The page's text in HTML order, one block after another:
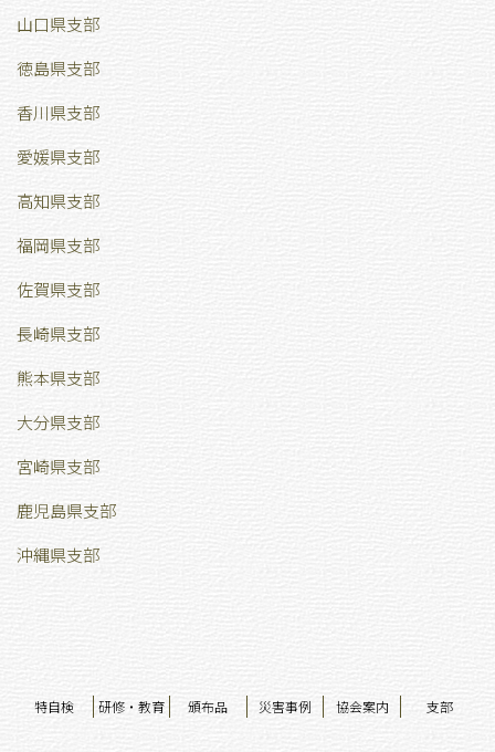
山口県支部
徳島県支部
香川県支部
愛媛県支部
高知県支部
福岡県支部
佐賀県支部
長崎県支部
熊本県支部
大分県支部
宮崎県支部
鹿児島県支部
沖縄県支部
特自検 研修・教育 頒布品 災害事例 協会案内 支部